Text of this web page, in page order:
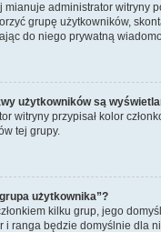
mianuje administrator witryny
grupę użytkowników,
do niego prywatną
użytkowników są
witryny przypisał kolor
tej grupy.
użytkownika”?
kilku grup, jego
i ranga będzie domyślnie dla